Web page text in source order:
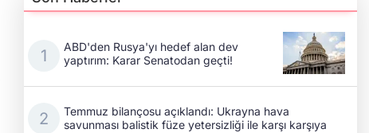
ABD'den Rusya'yı hedef alan dev
yaptırım: Karar Senatodan geçti!
Temmuz bilançosu açıklandı: Ukrayna hava
savunması balistik füze yetersizliği ile karşı karşıya